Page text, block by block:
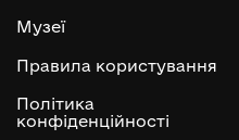
Музеї
Правила користування
Політика
конфіденційності